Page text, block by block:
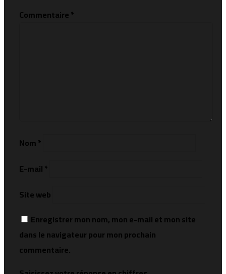
Commentaire*
Nom*
E-mail*
Site web
Enregistrer mon nom, mon e-mail et mon site
dans le navigateur pour mon prochain
commentaire.